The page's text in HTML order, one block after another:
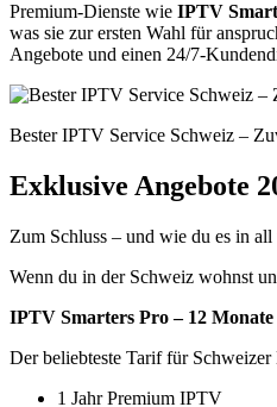
Premium-Dienste wie IPTV
was sie zur ersten Wahl für
Angebote und einen 24/7-
Bester IPTV Service Schweiz –
Exklusive Angebote
Zum Schluss – und wie du es in
Wenn du in der Schweiz wohnst
IPTV Smarters Pro – 12 Monate
Der beliebteste Tarif für Schweizer
1 Jahr Premium IPTV